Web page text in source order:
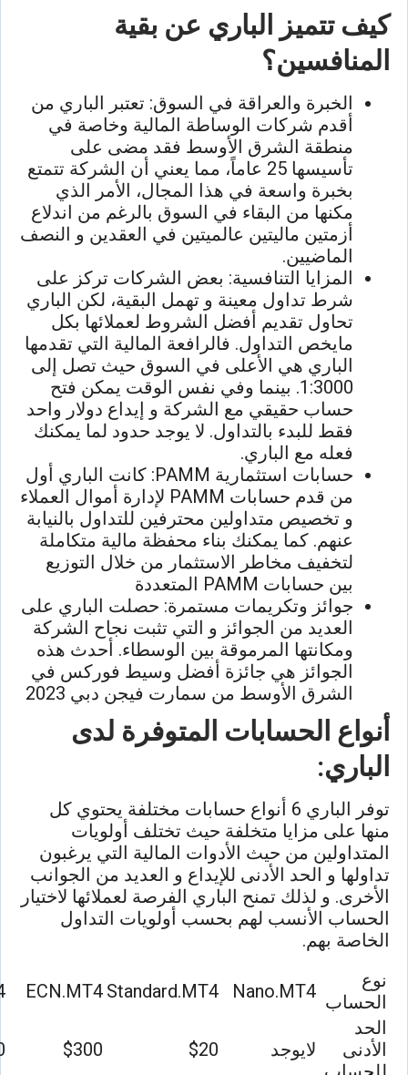
كيف تتميز الباري عن بقية
المنافسين؟
الخبرة والعراقة في السوق: تعتبر الباري من
أقدم شركات الوساطة المالية وخاصة في
منطقة الشرق الأوسط فقد مضى على
تأسيسها 25 عاماً، مما يعني أن الشركة تتمتع
بخبرة واسعة في هذا المجال، الأمر الذي
مكنها من البقاء في السوق بالرغم من اندلاع
أزمتين ماليتين عالميتين في العقدين و النصف
الماضيين.
المزايا التنافسية: بعض الشركات تركز على
شرط تداول معينة و تهمل البقية، لكن الباري
تحاول تقديم أفضل الشروط لعملائها بكل
مايخص التداول. فالرافعة المالية التي تقدمها
الباري هي الأعلى في السوق حيث تصل إلى
1:3000. بينما وفي نفس الوقت يمكن فتح
حساب حقيقي مع الشركة و إيداع دولار واحد
فقط للبدء بالتداول. لا يوجد حدود لما يمكنك
فعله مع الباري.
حسابات استثمارية PAMM: كانت الباري أول
من قدم حسابات PAMM لإدارة أموال العملاء
و تخصيص متداولين محترفين للتداول بالنيابة
عنهم. كما يمكنك بناء محفظة مالية متكاملة
لتخفيف مخاطر الاستثمار من خلال التوزيع
بين حسابات PAMM المتعددة
جوائز وتكريمات مستمرة: حصلت الباري على
العديد من الجوائز و التي تثبت نجاح الشركة
ومكانتها المرموقة بين الوسطاء. أحدث هذه
الجوائز هي جائزة أفضل وسيط فوركس في
الشرق الأوسط من سمارت فيجن دبي 2023
أنواع الحسابات المتوفرة لدى
الباري:
توفر الباري 6 أنواع حسابات مختلفة يحتوي كل
منها على مزايا متخلفة حيث تختلف أولويات
المتداولين من حيث الأدوات المالية التي يرغبون
تداولها و الحد الأدنى للإيداع و العديد من الجوانب
الأخرى. و لذلك تمنح الباري الفرصة لعملائها لاختيار
الحساب الأنسب لهم بحسب أولويات التداول
الخاصة بهم.
نوع
الحساب Nano.MT4
Standard.MT4
ECN.MT4
الحد
الأدنى
لايوجد $20
$300